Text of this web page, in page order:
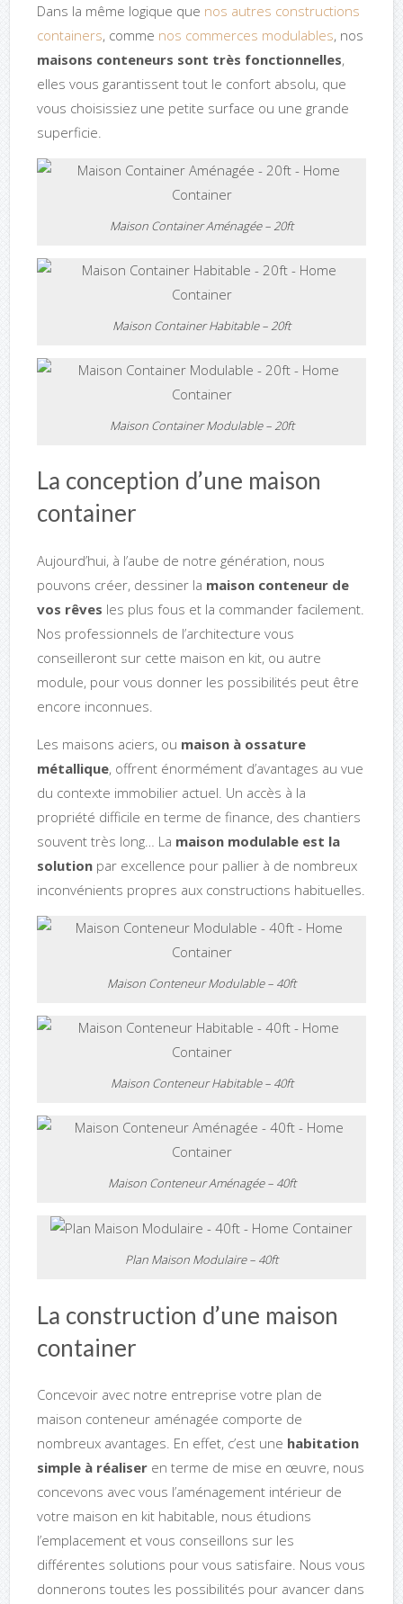
Dans la même logique que nos autres constructions
containers, comme nos commerces modulables, nos
maisons conteneurs sont très fonctionnelles,
elles vous garantissent tout le confort absolu, que
vous choisissiez une petite surface ou une grande
superficie.
Maison Container Aménagée – 20ft
Maison Container Habitable – 20ft
Maison Container Modulable – 20ft
La conception d’une maison
container
Aujourd’hui, à l’aube de notre génération, nous
pouvons créer, dessiner la maison conteneur de
vos rêves les plus fous et la commander facilement.
Nos professionnels de l’architecture vous
conseilleront sur cette maison en kit, ou autre
module, pour vous donner les possibilités peut être
encore inconnues.
Les maisons aciers, ou maison à ossature
métallique, offrent énormément d’avantages au vue
du contexte immobilier actuel. Un accès à la
propriété difficile en terme de finance, des chantiers
souvent très long… La maison modulable est la
solution par excellence pour pallier à de nombreux
inconvénients propres aux constructions habituelles.
Maison Conteneur Modulable – 40ft
Maison Conteneur Habitable – 40ft
Maison Conteneur Aménagée – 40ft
Plan Maison Modulaire – 40ft
La construction d’une maison
container
Concevoir avec notre entreprise votre plan de
maison conteneur aménagée comporte de
nombreux avantages. En effet, c’est une habitation
simple à réaliser en terme de mise en œuvre, nous
concevons avec vous l’aménagement intérieur de
votre maison en kit habitable, nous étudions
l’emplacement et vous conseillons sur les
différentes solutions pour vous satisfaire. Nous vous
donnerons toutes les possibilités pour avancer dans